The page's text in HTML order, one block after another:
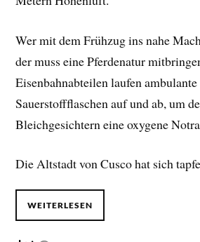
Wer mit dem Frühzug ins nahe
der muss eine Pferdenatur
Eisenbahnabteilen laufen
Sauerstoffflaschen auf und ab, um
Bleichgesichtern eine oxygene
Die Altstadt von Cusco hat sich
WEITERLESEN